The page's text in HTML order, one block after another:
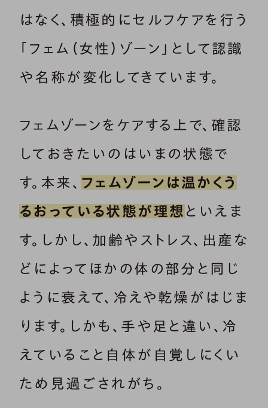
はなく、積極的にセルフケアを行う
「フェム（女性）ゾーン」として認識
や名称が変化してきています。
フェムゾーンをケアする上で、確認
しておきたいのはいまの状態で
す。本来、 フェムゾーンは温かくう
るおっている状態が理想 といえま
す。しかし、加齢やストレス、出産な
どによってほかの体の部分と同じ
ように衰えて、冷えや乾燥がはじま
ります。しかも、手や足と違い、冷
えていること自体が自覚しにくい
ため見過ごされがち。